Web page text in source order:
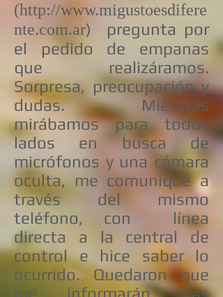
(http://www.migustoesdifere
nte.com.ar) pregunta por
el pedido de empanas
que realizáramos.
Sorpresa, preocupación y
dudas. Mientras
mirábamos para todos
lados en busca de
micrófonos y una cámara
oculta, me comuniqué a
través del mismo
teléfono, con línea
directa a la central de
control e hice saber lo
ocurrido. Quedaron que
me informarán. Las